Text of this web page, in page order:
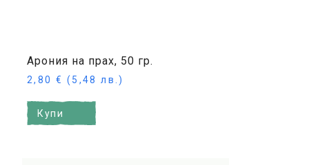
Арония на прах, 50 гр.
2,80 € (5,48 лв.)
Купи